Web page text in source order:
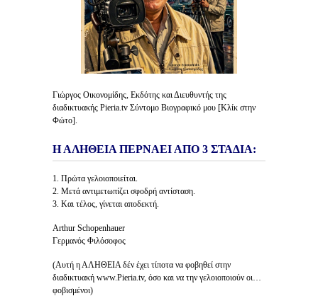
Γιώργος Οικονομίδης, Εκδότης και Διευθυντής της
διαδικτυακής Pieria.tv Σύντομο Βιογραφικό μου [Κλίκ στην
Φώτο].
Η ΑΛΗΘΕΙΑ ΠΕΡΝΑΕΙ ΑΠΟ 3 ΣΤΑΔΙΑ:
1. Πρώτα γελοιοποιείται.
2. Μετά αντιμετωπίζει σφοδρή αντίσταση.
3. Και τέλος, γίνεται αποδεκτή.
Arthur Schopenhauer
Γερμανός Φιλόσοφος
(Αυτή η ΑΛΗΘΕΙΑ δέν έχει τίποτα να φοβηθεί στην
διαδικτυακή www.Pieria.tv, όσο και να την γελοιοποιούν οι…
φοβισμένοι)